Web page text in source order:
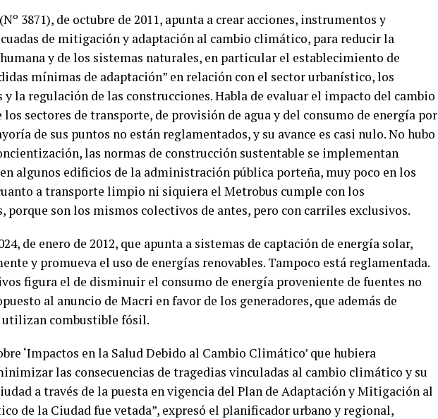
3871), de octubre de 2011, apunta a crear acciones, instrumentos y
de mitigación y adaptación al cambio climático, para reducir la
y de los sistemas naturales, en particular el establecimiento de
mínimas de adaptación” en relación con el sector urbanístico, los
y la regulación de las construcciones. Habla de evaluar el impacto del cambio
sectores de transporte, de provisión de agua y del consumo de energía por
de sus puntos no están reglamentados, y su avance es casi nulo. No hubo
las normas de construcción sustentable se implementan
algunos edificios de la administración pública porteña, muy poco en los
a transporte limpio ni siquiera el Metrobus cumple con los
porque son los mismos colectivos de antes, pero con carriles exclusivos.
de enero de 2012, que apunta a sistemas de captación de energía solar,
y promueva el uso de energías renovables. Tampoco está reglamentada.
figura el de disminuir el consumo de energía proveniente de fuentes no
al anuncio de Macri en favor de los generadores, que además de
combustible fósil.
‘Impactos en la Salud Debido al Cambio Climático’ que hubiera
las consecuencias de tragedias vinculadas al cambio climático y su
a través de la puesta en vigencia del Plan de Adaptación y Mitigación al
de la Ciudad fue vetada”, expresó el planificador urbano y regional,